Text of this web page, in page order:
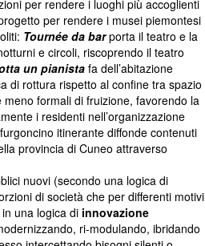
per rendere i luoghi più accoglienti
per rendere i musei piemontesi
Tournée da barporta il teatro e la
e circoli, riscoprendo il teatro
un pianistafa dell’abitazione
di rottura rispetto al confine tra spazio
formali di fruizione, favorendo la
i residenti nell’organizzazione
itinerante diffonde contenuti
provincia di Cuneo attraverso
nuovi (secondo una logica di
di società che per differenti motivi
una logica di innovazione
ri-modulando, ibridando